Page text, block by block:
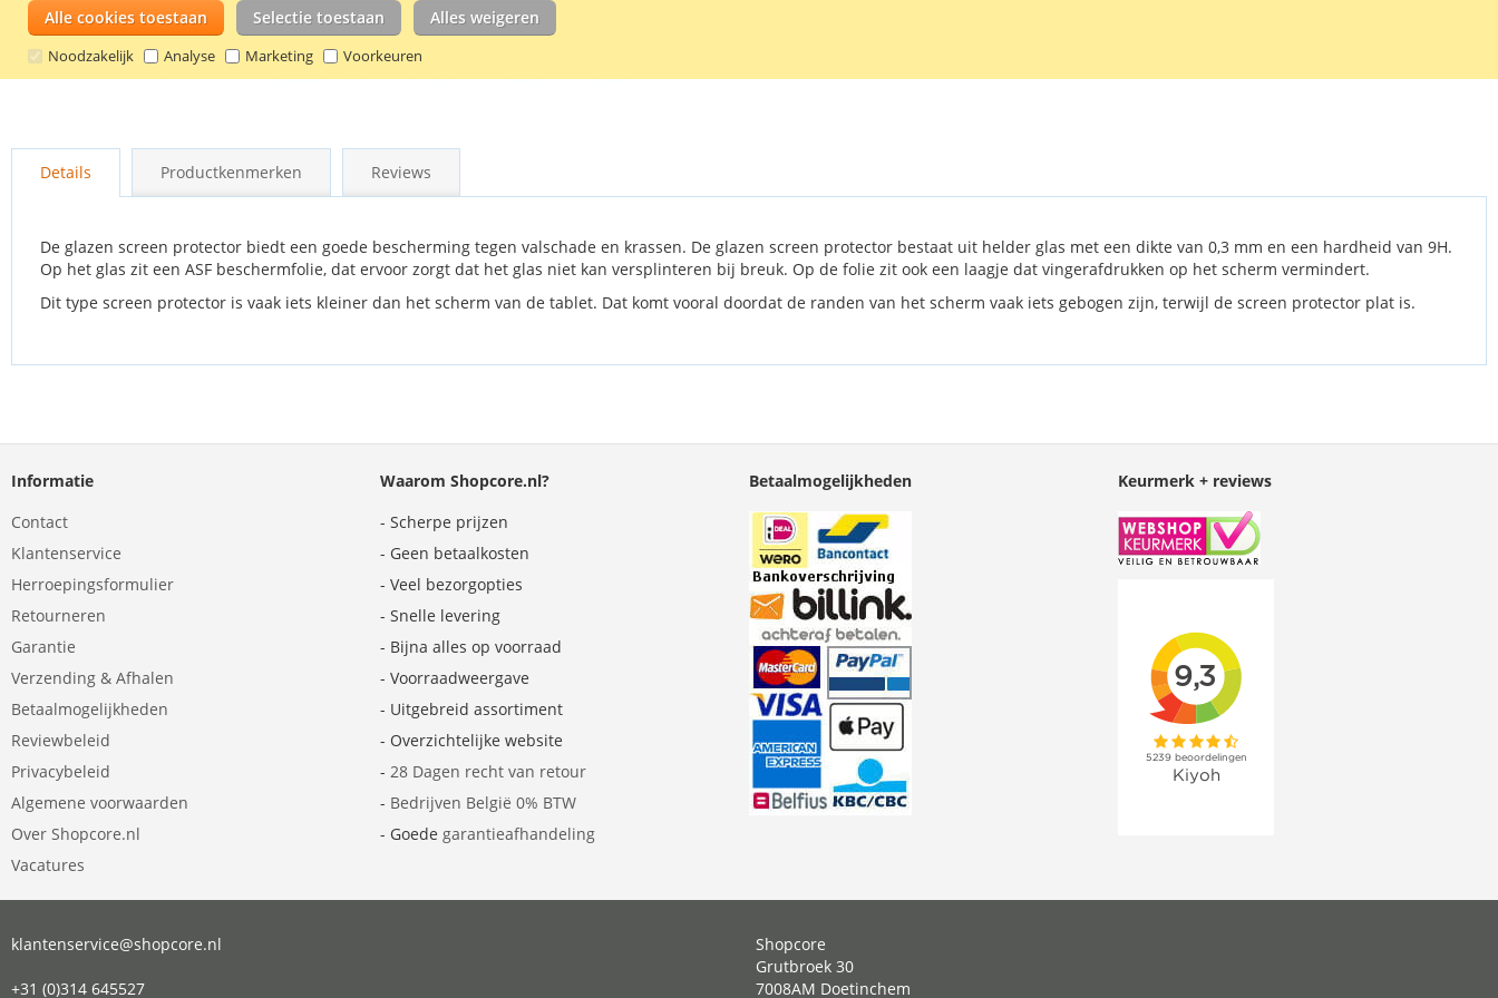
Alle cookies toestaan Selectie toestaan Alles weigeren
Noodzakelijk Analyse Marketing Voorkeuren
naar
afbeeldingen-
gallerij
Details Productkenmerken Reviews
De glazen screen protector biedt een goede bescherming tegen valschade en krassen. De glazen screen protector bestaat uit helder glas met een dikte van 0,3 mm en een hardheid van 9H.
Op het glas zit een ASF beschermfolie, dat ervoor zorgt dat het glas niet kan versplinteren bij breuk. Op de folie zit ook een laagje dat vingerafdrukken op het scherm vermindert.
Dit type screen protector is vaak iets kleiner dan het scherm van de tablet. Dat komt vooral doordat de randen van het scherm vaak iets gebogen zijn, terwijl de screen protector plat is.
Informatie
Contact
Klantenservice
Herroepingsformulier
Retourneren
Garantie
Verzending & Afhalen
Betaalmogelijkheden
Reviewbeleid
Privacybeleid
Algemene voorwaarden
Over Shopcore.nl
Vacatures
Waarom Shopcore.nl?
- Scherpe prijzen
- Geen betaalkosten
- Veel bezorgopties
- Snelle levering
- Bijna alles op voorraad
- Voorraadweergave
- Uitgebreid assortiment
- Overzichtelijke website
- 28 Dagen recht van retour
- Bedrijven België 0% BTW
- Goede garantieafhandeling
Betaalmogelijkheden Keurmerk + reviews
klantenservice@shopcore.nl
+31 (0)314 645527
Shopcore
Grutbroek 30
7008AM Doetinchem